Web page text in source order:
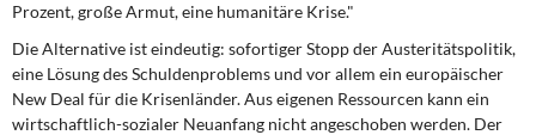
Prozent, große Armut, eine humanitäre Krise."
Die Alternative ist eindeutig: sofortiger Stopp der Austeritätspolitik,
eine Lösung des Schuldenproblems und vor allem ein europäischer
New Deal für die Krisenländer. Aus eigenen Ressourcen kann ein
wirtschaftlich-sozialer Neuanfang nicht angeschoben werden. Der